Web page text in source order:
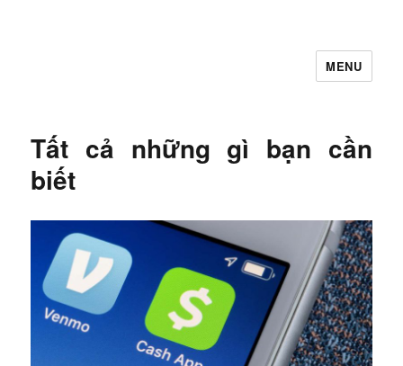
MENU
Tất cả những gì bạn cần
biết